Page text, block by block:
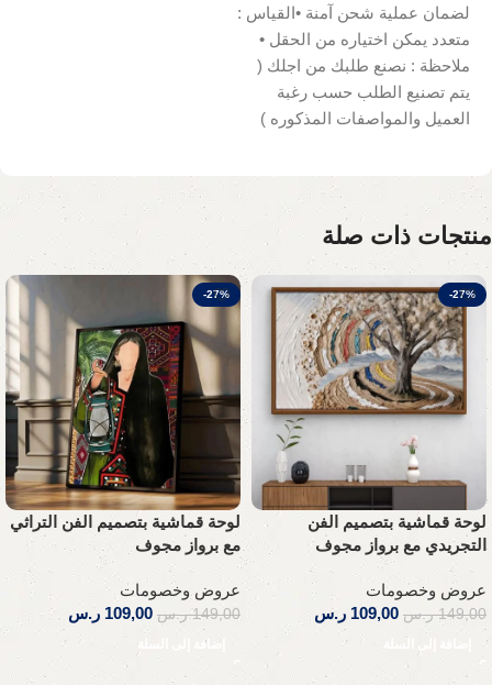
لضمان عملية شحن آمنة •القياس :
متعدد يمكن اختياره من الحقل •
ملاحظة : نصنع طلبك من اجلك (
يتم تصنيع الطلب حسب رغبة
العميل والمواصفات المذكوره )
منتجات ذات صلة
-27%
لوحة قماشية بتصميم الفن
التجريدي مع برواز مجوف
عروض وخصومات
149,00 ر.س 109,00 ر.س
إضافة إلى السلة
-27%
لوحة قماشية بتصميم الفن التراثي
مع برواز مجوف
عروض وخصومات
149,00 ر.س 109,00 ر.س
إضافة إلى السلة